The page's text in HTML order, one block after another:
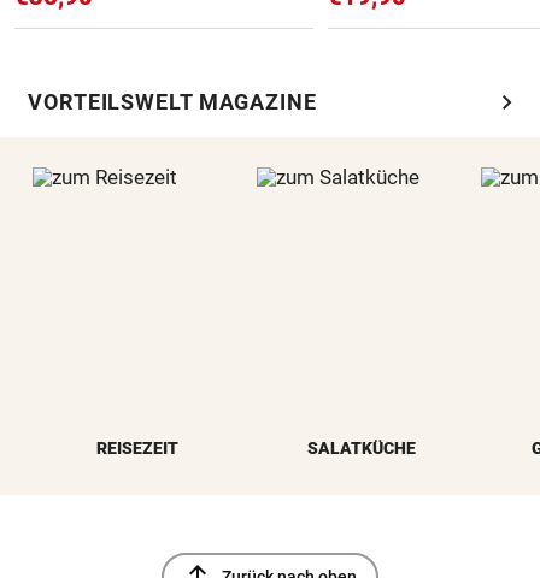
VORTEILSWELT MAGAZINE chevron_right
REISEZEIT SALATKÜCHE